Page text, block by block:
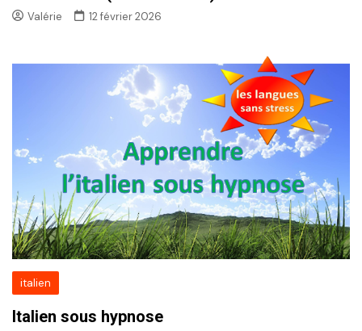
Valérie 12 février 2026
italien
Italien sous hypnose